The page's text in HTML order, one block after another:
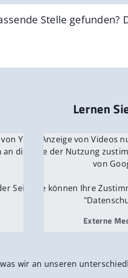
Stelle gefunden?
Lernen
YouTube.
an die Server
Seite
Für die Anzeige von Videos
Wenn Sie der Nutzung
von
Sie können Ihre
Externe
wir an unseren